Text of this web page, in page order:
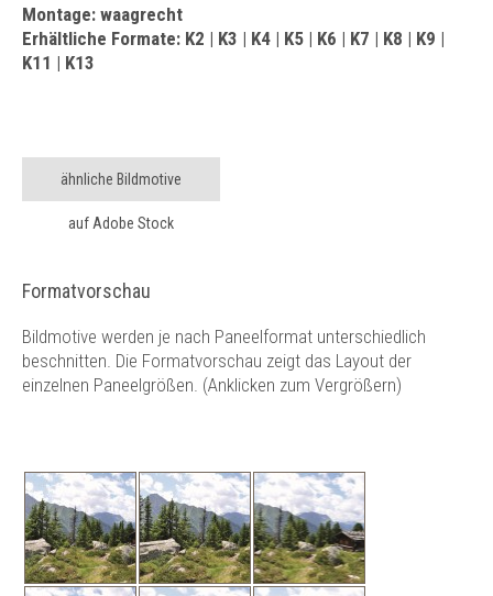
Montage: waagrecht
Erhältliche Formate: K2 | K3 | K4 | K5 | K6 | K7 | K8 | K9 |
K11 | K13
ähnliche Bildmotive
auf Adobe Stock
Formatvorschau
Bildmotive werden je nach Paneelformat unterschiedlich
beschnitten. Die Formatvorschau zeigt das Layout der
einzelnen Paneelgrößen. (Anklicken zum Vergrößern)